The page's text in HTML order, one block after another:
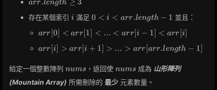
arr.length ≥ 3
存在某個索引 i
i 滿足 0 < i <
- 1
0 < i < arr.length − 1 並且：
arr[0]
arr[1]
<
arr[i
arr 0 < arr 1 < ... < arr [i − 1 < arr i
arr[i] > arr[i
+ 1] > ... >
arr[arr.length
arr i > arr [i + 1 > ... > arr arr.length − 1
給定一個整數陣列 nums
nums ，返回使 nums
nums 成為 山形陣列
(Mountain Array) 所需刪除的 最少 元素數量。